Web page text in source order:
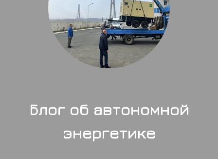
Блог об автономной
энергетике